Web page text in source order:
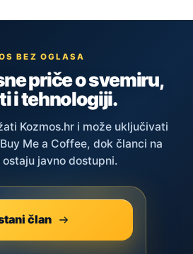
BEZ OGLASA
priče o svemiru,
i tehnologiji.
Kozmos.hr i može uključivati
Me a Coffee, dok članci na
ostaju javno dostupni.
član